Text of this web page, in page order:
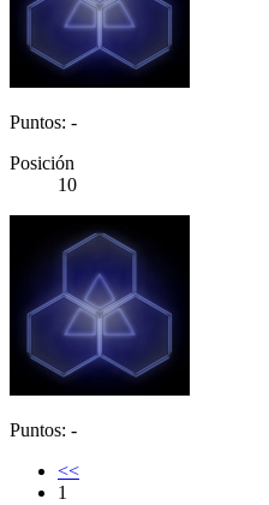
Puntos: -
Posición
10
Puntos: -
<<
1